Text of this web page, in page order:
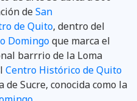
deSan
de Quito, dentro del
Domingoque marca el
barrrio de la Loma
Centro Histórico de Quito
de Sucre, conocida como la